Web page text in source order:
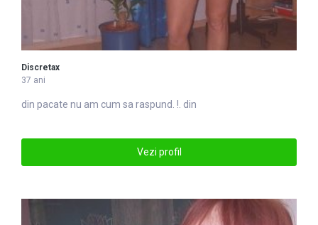
Discretax
37 ani
din pacate nu am cum sa raspund. !. din
Vezi profil